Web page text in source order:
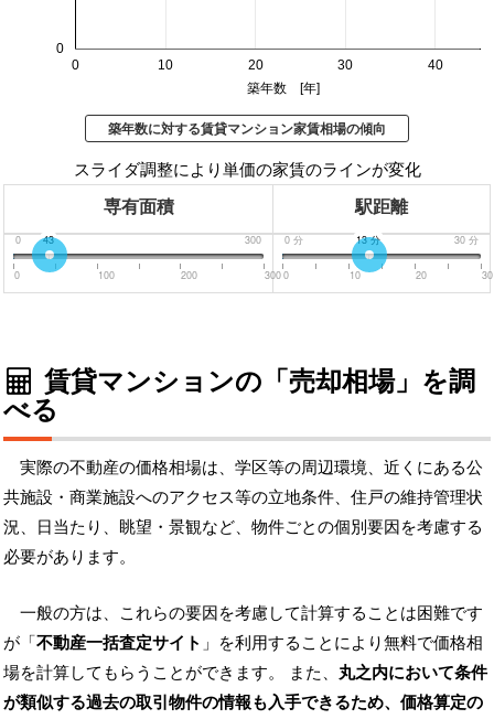
0 10 20 30 40
0
築年数 [年]
築年数に対する賃貸マンション家賃相場の傾向
スライダ調整により単価の家賃のラインが変化
専有面積 駅距離
0 300
43
0 100 200 300
0分 30分
13分
0 10 20 30
賃貸マンションの「売却相場」を調
べる
実際の不動産の価格相場は、学区等の周辺環境、近くにある公
共施設・商業施設へのアクセス等の立地条件、住戸の維持管理状
況、日当たり、眺望・景観など、物件ごとの個別要因を考慮する
必要があります。
一般の方は、これらの要因を考慮して計算することは困難です
が「不動産一括査定サイト 」を利用することにより無料で価格相
場を計算してもらうことができます。 また、 丸之内において条件
が類似する過去の取引物件の情報も入手できるため、価格算定の